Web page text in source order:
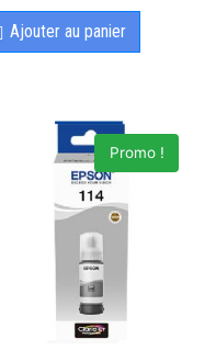
Ajouter au panier
Promo !